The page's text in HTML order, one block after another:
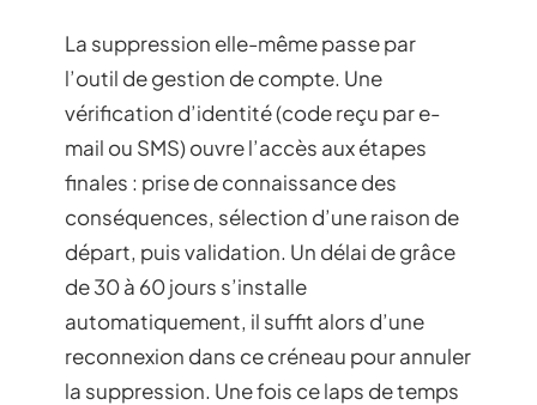
La suppression elle-même passe par
l’outil de gestion de compte. Une
vérification d’identité (code reçu par e-
mail ou SMS) ouvre l’accès aux étapes
finales : prise de connaissance des
conséquences, sélection d’une raison de
départ, puis validation. Un délai de grâce
de 30 à 60 jours s’installe
automatiquement, il suffit alors d’une
reconnexion dans ce créneau pour annuler
la suppression. Une fois ce laps de temps